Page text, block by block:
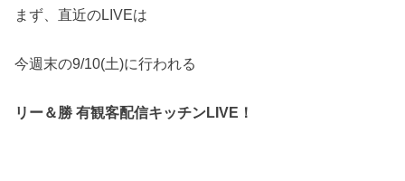
まず、直近のLIVEは
今週末の9/10(土)に行われる
リー＆勝 有観客配信キッチンLIVE！